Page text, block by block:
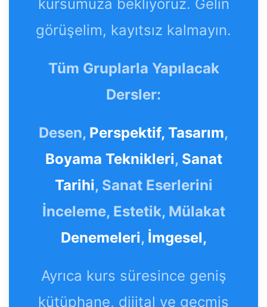
kursumuza bekliyoruz. Gelin
görüşelim, kayıtsız kalmayın.
Tüm Gruplarla Yapılacak
Dersler:
Desen, Perspektif, Tasarım,
Boyama Teknikleri, Sanat
Tarihi, Sanat Eserlerini
İnceleme, Estetik, Mülakat
Denemeleri, İmgesel,
Ayrıca kurs süresince geniş
kütüphane, dijital ve geçmiş